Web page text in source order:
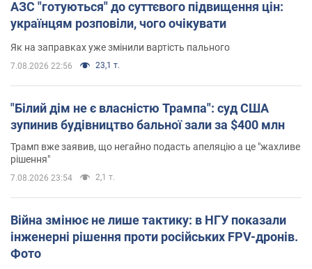
АЗС "готуються" до суттєвого підвищення цін:
українцям розповіли, чого очікувати
Як на заправках уже змінили вартість пального
7.08.2026 22:56 23,1 т.
"Білий дім не є власністю Трампа": суд США
зупинив будівництво бальної зали за $400 млн
Трамп вже заявив, що негайно подасть апеляцію а це "жахливе
рішення"
7.08.2026 23:54 2,1 т.
Війна змінює не лише тактику: в НГУ показали
інженерні рішення проти російських FPV-дронів.
Фото